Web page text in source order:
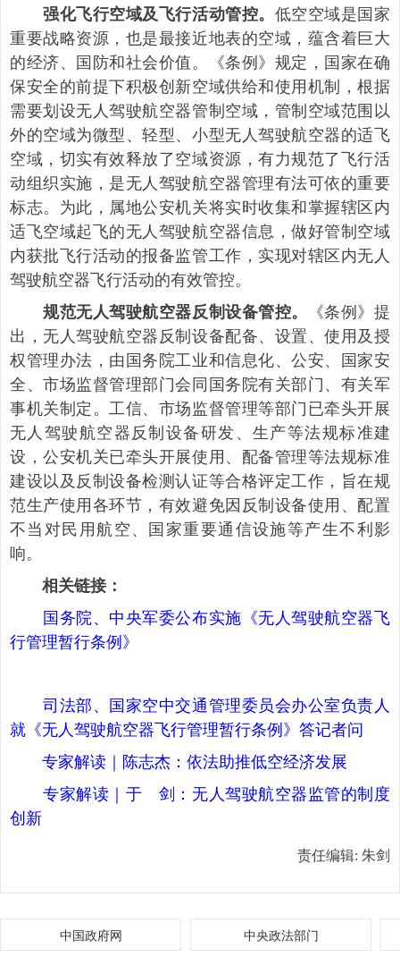
强化飞行空域及飞行活动管控。 低空空域是国家
重要战略资源，也是最接近地表的空域，蕴含着巨大
的经济、国防和社会价值。《条例》规定，国家在确
保安全的前提下积极创新空域供给和使用机制，根据
需要划设无人驾驶航空器管制空域，管制空域范围以
外的空域为微型、轻型、小型无人驾驶航空器的适飞
空域，切实有效释放了空域资源，有力规范了飞行活
动组织实施，是无人驾驶航空器管理有法可依的重要
标志。为此，属地公安机关将实时收集和掌握辖区内
适飞空域起飞的无人驾驶航空器信息，做好管制空域
内获批飞行活动的报备监管工作，实现对辖区内无人
驾驶航空器飞行活动的有效管控。
规范无人驾驶航空器反制设备管控。
《条例》提
出，无人驾驶航空器反制设备配备、设置、使用及授
权管理办法，由国务院工业和信息化、公安、国家安
全、市场监督管理部门会同国务院有关部门、有关军
事机关制定。工信、市场监督管理等部门已牵头开展
无人驾驶航空器反制设备研发、生产等法规标准建
设，公安机关已牵头开展使用、配备管理等法规标准
建设以及反制设备检测认证等合格评定工作，旨在规
范生产使用各环节，有效避免因反制设备使用、配置
不当对民用航空、国家重要通信设施等产生不利影
响。
相关链接：
国务院、中央军委公布实施《无人驾驶航空器飞
行管理暂行条例》
司法部、国家空中交通管理委员会办公室负责人
就《无人驾驶航空器飞行管理暂行条例》答记者问
专家解读｜陈志杰：依法助推低空经济发展
专家解读｜于 剑：无人驾驶航空器监管的制度
创新
责任编辑: 朱剑
中国政府网 中央政法部门